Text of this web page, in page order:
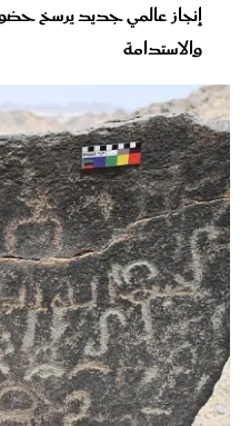
إنجاز عالمي جديد يرسخ
والاستدامة